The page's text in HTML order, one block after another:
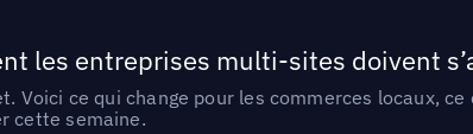
les entreprises multi-sites doivent
ce qui change pour les commerces locaux,
cette semaine.